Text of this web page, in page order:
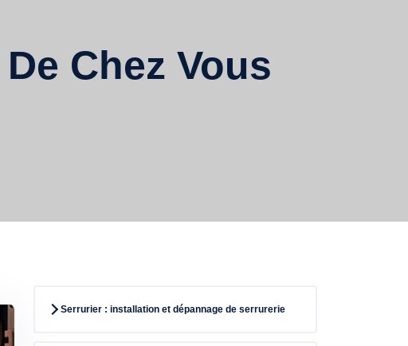
Chez Vous
Serrurier : installation et dépannage de serrurerie